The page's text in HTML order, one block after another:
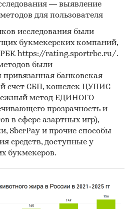
— выявление
для пользователя
исследования были
букмекерских компаний,
РБК https://rating.sportrbc.ru/.
были
банковская
счет СБП, кошелек ЦУПИС
метод ЕДИНОГО
прозрачность и
в сфере азартных игр),
SberPay и прочие способы
средств, доступные у
букмекеров.